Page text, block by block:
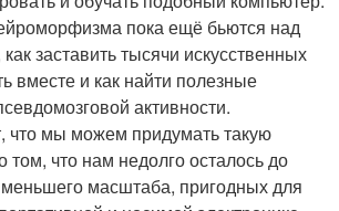
пока ещё бьются над
заставить тысячи искусственных
вместе и как найти полезные
активности.
что мы можем придумать такую
том, что нам недолго осталось до
масштаба, пригодных для